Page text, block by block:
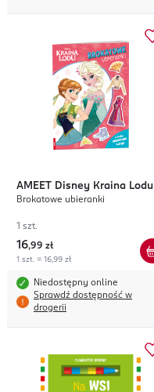
AMEET Disney Kraina Lodu
Brokatowe ubieranki
1 szt.
16,99 zł
1 szt. = 16,99 zł
Niedostępny online
Sprawdź dostępność w
drogerii